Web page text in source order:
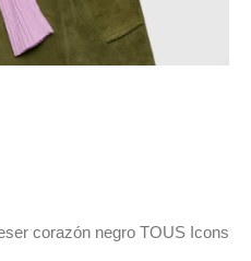
corazón negro TOUS Icons